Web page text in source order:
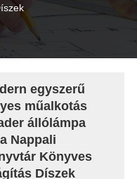
egyszerű
műalkotás
állólámpa
Nappali
Könyves
Díszek